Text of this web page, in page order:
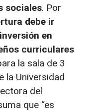
sociales. Por
debe ir
en
curriculares
la sala de 3
la Universidad
del
que “es